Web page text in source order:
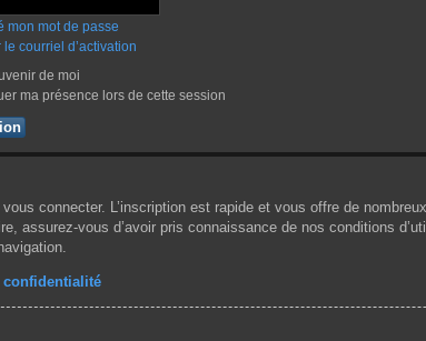
mon mot de passe
le courriel d’activation
de moi
ma présence lors de cette session
connecter. L’inscription est rapide et vous offre de
assurez-vous d’avoir pris connaissance de nos conditions
confidentialité